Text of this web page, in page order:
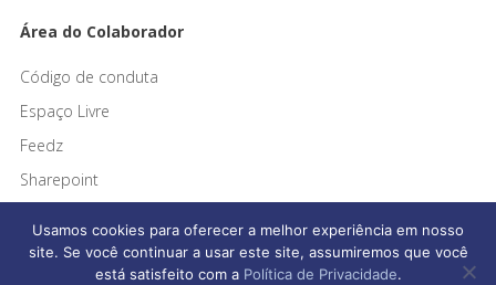
Área do Colaborador
Código de conduta
Espaço Livre
Feedz
Sharepoint
Usamos cookies para oferecer a melhor experiência em nosso
site. Se você continuar a usar este site, assumiremos que você
está satisfeito com a Política de Privacidade.